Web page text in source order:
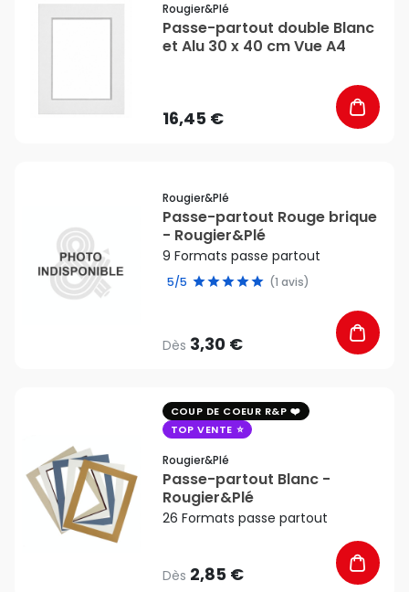
Rougier&plé
Passe-partout double Blanc
et Alu 30 x 40 cm Vue A4
16,45 €
Rougier&plé
Passe-partout Rouge brique
- Rougier&Plé
9 Formats passe partout
5/5 (1 avis)
Dès 3,30 €
COUP DE COEUR R&P
TOP VENTE
Rougier&plé
Passe-partout Blanc -
Rougier&Plé
26 Formats passe partout
Dès 2,85 €